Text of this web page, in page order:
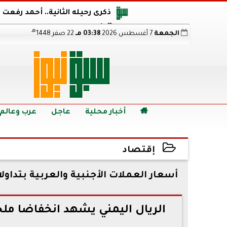
ذكرى رحيله الثانية.. أحمد
أجويرو يحذر الأرجنتين من
رابط نتيجة الدبلومات الفنية 2026 برقم الجلوس.. اعرف خطوات الاستعلام فور اعتمادها
الجمعة 03:38 مـ هـ
 أخبار محلية عاجل عرب وعالم
إقتصاد
2023-02-18 10:24:04
أسعار العملات الأجنبية والعربية
الريال اليمني يشهد انخفاضا